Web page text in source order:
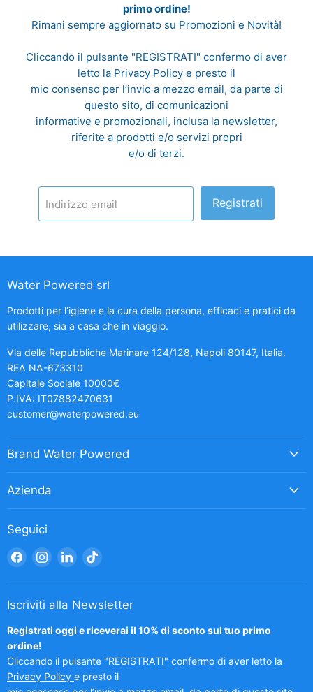
primo ordine!
Rimani sempre aggiornato su Promozioni e Novità!
Cliccando il pulsante "REGISTRATI" confermo di aver
letto la Privacy Policy e presto il
mio consenso per l’invio a mezzo email, da parte di
questo sito, di comunicazioni
informative e promozionali, inclusa la newsletter,
riferite a prodotti e/o servizi propri
e/o di terzi.
Indirizzo email Registrati
Water Powered srl
Prodotti per l’igiene e la cura della persona, efficaci e pratici da
utilizzare, sia a casa che in viaggio.
Via delle Repubbliche Marinare 124/128, Napoli 80147, Italia.
REA NA-673310
Capitale Sociale 10000€
P.IVA: IT07882470631
customer@waterpowered.eu
Brand Water Powered
Azienda
Seguici
Trovaci
Facebook
Trovaci
Instagram
Trovaci
LinkedIn
Trovaci
TikTok
Iscriviti alla Newsletter
Registrati oggi e riceverai il 10% di sconto sul tuo primo
ordine!
Cliccando il pulsante "REGISTRATI" confermo di aver letto la
Privacy Policy e presto il